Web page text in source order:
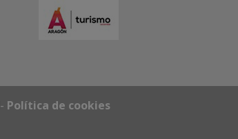
- Política de cookies